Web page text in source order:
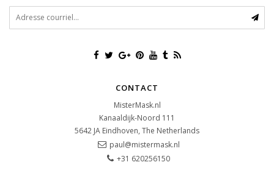
CONTACT
MisterMask.nl
Kanaaldijk-Noord 111
5642 JA Eindhoven, The Netherlands
paul@mistermask.nl
+31 620256150